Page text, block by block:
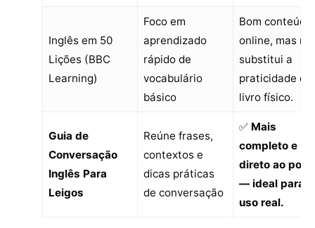
Inglês em 50
Lições (BBC
Learning)
Foco em
aprendizado
rápido de
vocabulário
básico
Bom conteúdo
online, mas
substitui a
praticidade do
livro físico.
Guia de
Conversação
Inglês Para
Leigos
Reúne frases,
contextos e
dicas práticas
de conversação
✅ Mais
completo e
direto ao
— ideal para
uso real.